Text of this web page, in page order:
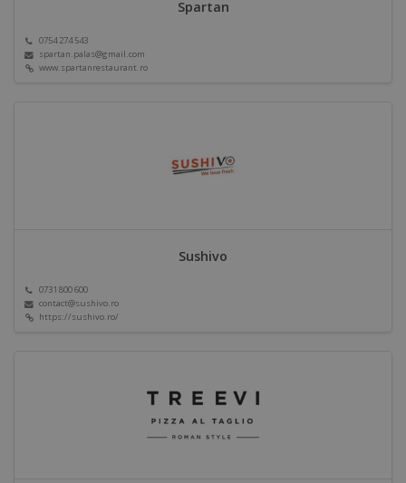
Spartan
0754 274 543
spartan.palas@gmail.com
www.spartanrestaurant.ro
Sushivo
0731 800 600
contact@sushivo.ro
https://sushivo.ro/